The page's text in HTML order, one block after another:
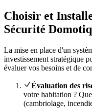
Choisir et
Sécurité
La mise en place d'un
investissement stratégique
évaluer vos besoins et de
Évaluation des
votre habitation ?
(cambriolage,